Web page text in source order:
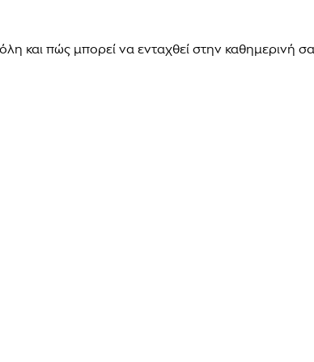
και πώς μπορεί να ενταχθεί στην καθημερινή